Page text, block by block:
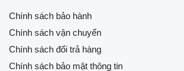
Chính sách bảo hành
Chính sách vận chuyển
Chính sách đổi trả hàng
Chính sách bảo mật thông tin